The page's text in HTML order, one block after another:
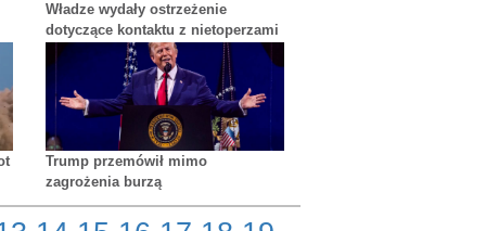
Władze wydały ostrzeżenie
dotyczące kontaktu z nietoperzami
po śmierci nieletniego na
wściekliznę
Trump przemówił mimo
zagrożenia burzą